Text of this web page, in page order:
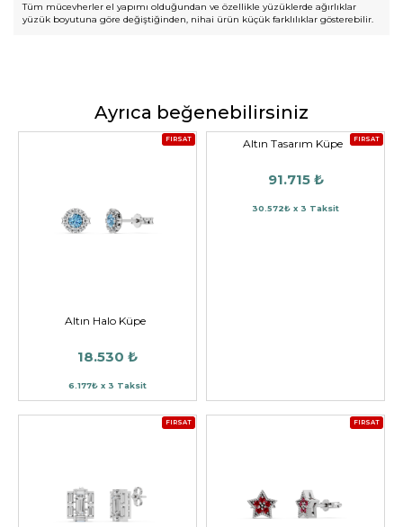
Tüm mücevherler el yapımı olduğundan ve özellikle yüzüklerde ağırlıklar
yüzük boyutuna göre değiştiğinden, nihai ürün küçük farklılıklar gösterebilir.
Ayrıca beğenebilirsiniz
FIRSAT
Altın Halo Küpe
18.530 ₺
6.177₺ x 3 Taksit
FIRSAT
Altın Tasarım Küpe
91.715 ₺
30.572₺ x 3 Taksit
FIRSAT FIRSAT